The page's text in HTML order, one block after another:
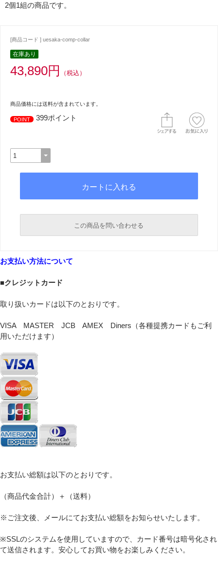
2個1組の商品です。
[商品コード ] uesaka-comp-collar
在庫あり
43,890円 （税込）
商品価格には送料が含まれています。
POINT 399ポイント
この商品を問い合わせる
Eメール
プライバシーポリシーを確認しました。
お支払い方法について
■クレジットカード
取り扱いカードは以下のとおりです。
VISA MASTER JCB AMEX Diners（各種提携カードもご利
用いただけます）
お支払い総額は以下のとおりです。
（商品代金合計）＋（送料）
※ご注文後、メールにてお支払い総額をお知らせいたします。
※SSLのシステムを使用していますので、カード番号は暗号化され
て送信されます。安心してお買い物をお楽しみください。